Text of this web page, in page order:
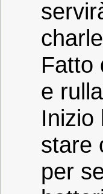
Fatto
e
Inizio
stare
per